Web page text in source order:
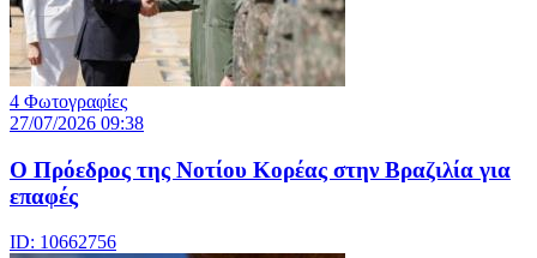
4 Φωτογραφίες
27/07/2026 09:38
Ο Πρόεδρος της Νοτίου Κορέας στην Βραζιλία για
επαφές
ID: 10662756